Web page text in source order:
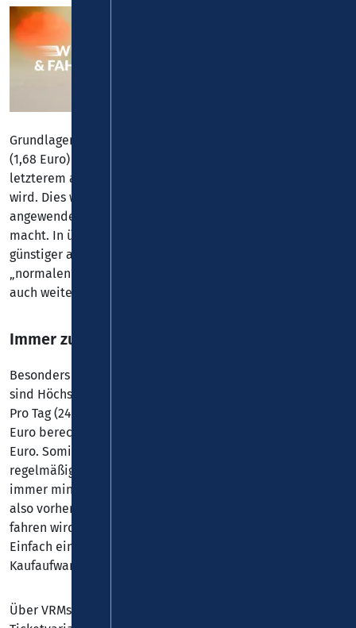
Grundlagen für die Preisberechnung bilden Grundpreis
(1,68 Euro) und Arbeitspreis (0,30 Euro pro km), wobei bei
letzterem auf den jeweils nächsten Kilometer aufgerundet
wird. Dies wird im gesamten Verbundgebiet einheitlich
angewendet, was VRMsmart zu einem sehr fairen Angebot
macht. In über 90 % der Fälle ist VRMsmart sogar
günstiger als der vergleichbare Einzelfahrschein im
„normalen“ VRM-Wabentarif, den es selbstverständlich
auch weiterhin gibt.
Immer zum Bestpreis unterwegs
Besonders fair sind hier auch die Preisdeckel. Hierbei
sind Höchstgrenzen für Tages- und Monatspreise gesetzt.
Pro Tag (24 Stunden) werden bei VRMsmart höchstens 20
Euro berechnet, im Monat liegt die Obergrenze bei 63
Euro. Somit wird gewährleistet, dass man bei
regelmäßiger Nutzung gegenüber dem VRM-Wabentarif
immer mindestens genauso günstig liegt. Man muss sich
also vorher keine Gedanken darüber machen, wie oft man
fahren wird und ob sich ggf. ein Abo lohnen könnte.
Einfach einchecken, einsteigen und ohne großen
Kaufaufwand ankommen.
Über VRMsmart können selbstverständlich auch weitere